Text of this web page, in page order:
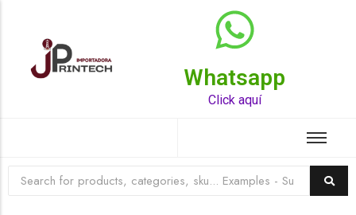
Whatsapp
Click aquí
Top Rated Product
TERMINAL UNIP INT 35KV 2/0-350 MCM